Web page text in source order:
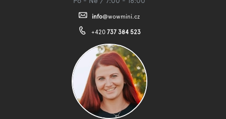
info@wowmini.cz
+420 737 384 523